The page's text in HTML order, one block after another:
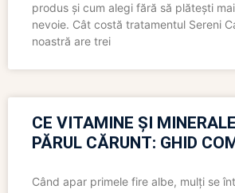
produs și cum alegi fără să plătești
nevoie. Cât costă tratamentul Sereni
noastră are trei
CE VITAMINE ȘI
PĂRUL CĂRUNT: GHID
Când apar primele fire albe, mulți se